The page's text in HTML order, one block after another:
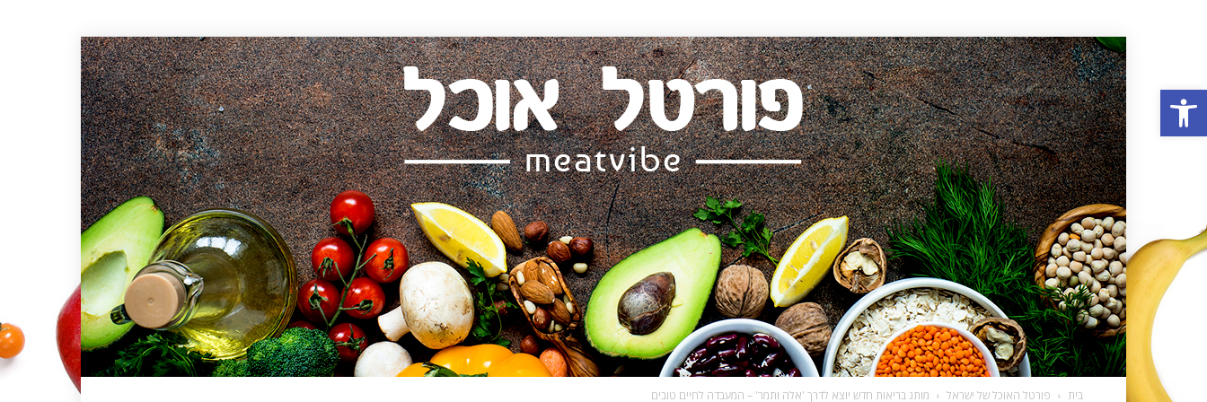
פתח סרגל נגישות
בית פורטל האוכל של ישראל מותג בריאות חדש יוצא לדרך 'אלה ותמר' – המעבדה לחיים טובים